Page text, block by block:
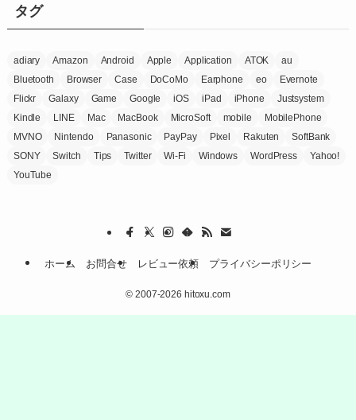
ータグ
adiary Amazon Android Apple Application ATOK
au
Bluetooth
Browser Case DoCoMo Earphone eo
Evernote
Flickr
Galaxy Game Google iOS iPad iPhone
Justsystem
Kindle
LINE Mac MacBook MicroSoft mobile
MobilePhone
MVNO
Nintendo Panasonic PayPay Pixel Rakuten
SoftBank
SONY
Switch Tips Twitter Wi-Fi Windows WordPress
Yahoo!
YouTube
ホーム お問合せ レビュー依頼 プライバシーポリシー
© 2007-2026 hitoxu.com